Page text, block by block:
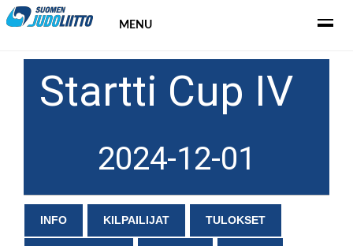
MENU
Startti Cup IV
2024-12-01
INFO KILPAILIJAT TULOKSET